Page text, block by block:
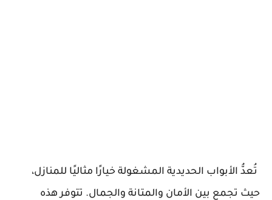
تُعدُّ الأبواب الحديدية المشغولة خيارًا مثاليًا للمنازل،
حيث تجمع بين الأمان والمتانة والجمال. تتوفر هذه